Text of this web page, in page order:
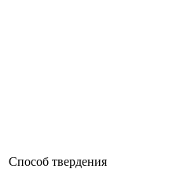
Способ твердения